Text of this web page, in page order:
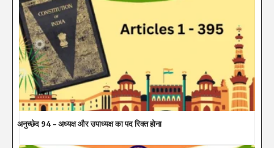
अनुच्छेद 94 – अध्यक्ष और उपाध्यक्ष का पद रिक्त होना